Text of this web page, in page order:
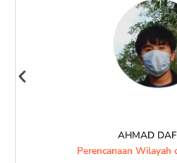
AHMAD
Perencanaan Wilayah